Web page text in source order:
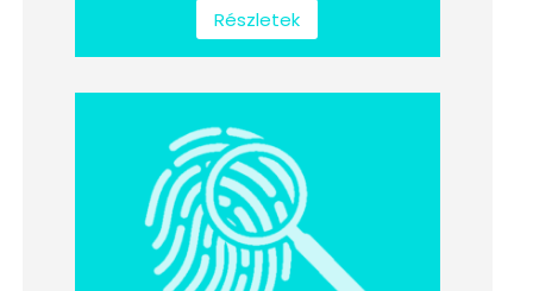
Részletek